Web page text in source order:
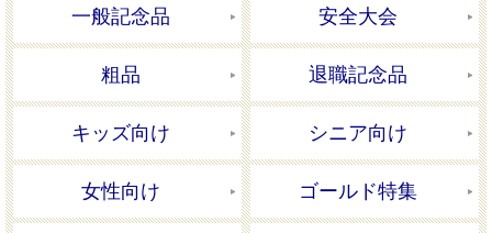
一般記念品 安全大会
粗品 退職記念品
キッズ向け シニア向け
女性向け ゴールド特集